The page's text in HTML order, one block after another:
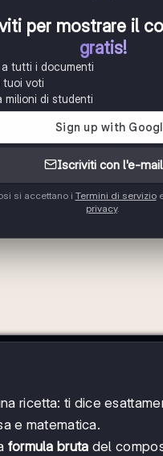
per mostrare il
gratis!
tutti i documenti
tuoi voti
milioni di studenti
Iscriviti con l'e-mail
si accettano i Termini di servizio
privacy.
ricetta: ti dice
e matematica.
formula bruta del